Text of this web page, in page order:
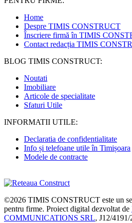
Home
Despre TIMIS CONSTRUCT
Înscriere firmă în TIMIS
Contact redacția TIMIS
BLOG TIMIS CONSTRUCT:
Noutati
Imobiliare
Articole de specialitate
Sfaturi Utile
INFORMATII UTILE:
Declaratia de confidentialitate
Info și telefoane utile în Timișoara
Modele de contracte
©2026 TIMIS CONSTRUCT este un
pentru firme. Proiect digital dezvoltat de
COMMUNICATIONS SRL, J12/